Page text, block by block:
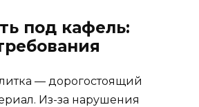
под кафель:
— дорогостоящий
Из-за нарушения